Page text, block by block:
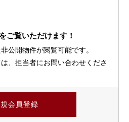
ご覧いただけます！
公開物件が閲覧可能です。
、担当者にお問い合わせくださ
会員登録